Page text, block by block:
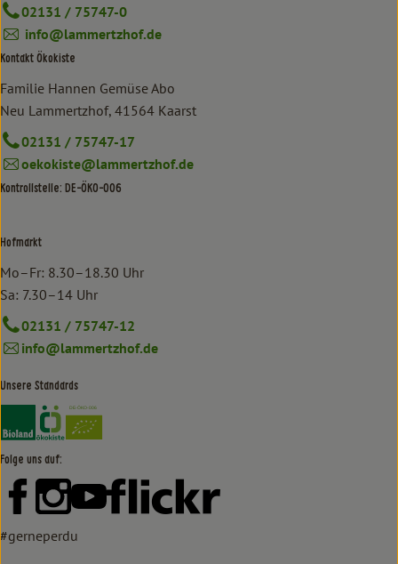
02131 / 75747-0
info@lammertzhof.de
Kontakt Ökokiste
Familie Hannen Gemüse Abo
Neu Lammertzhof, 41564 Kaarst
02131 / 75747-17
oekokiste@lammertzhof.de
Kontrollstelle: DE-ÖKO-006
Hofmarkt
Mo–Fr: 8.30–18.30 Uhr
Sa: 7.30–14 Uhr
02131 / 75747-12
info@lammertzhof.de
Unsere Standards
Externer Link zu https://www.bioland.de/verbraucher
Externer Link zu https://www.oekokiste.de/
Folge uns auf:
Externer Link zu https://www.facebook.com/lammertzhof/
Externer Link zu https://www.instagram.com/
Externer Link zu https://www.youtube.com/
Externer Link zu https://
#gerneperdu